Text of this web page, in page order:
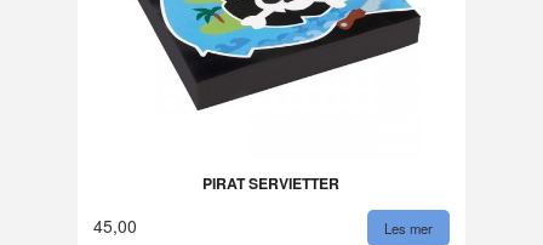
PIRAT SERVIETTER
45,00 Les mer